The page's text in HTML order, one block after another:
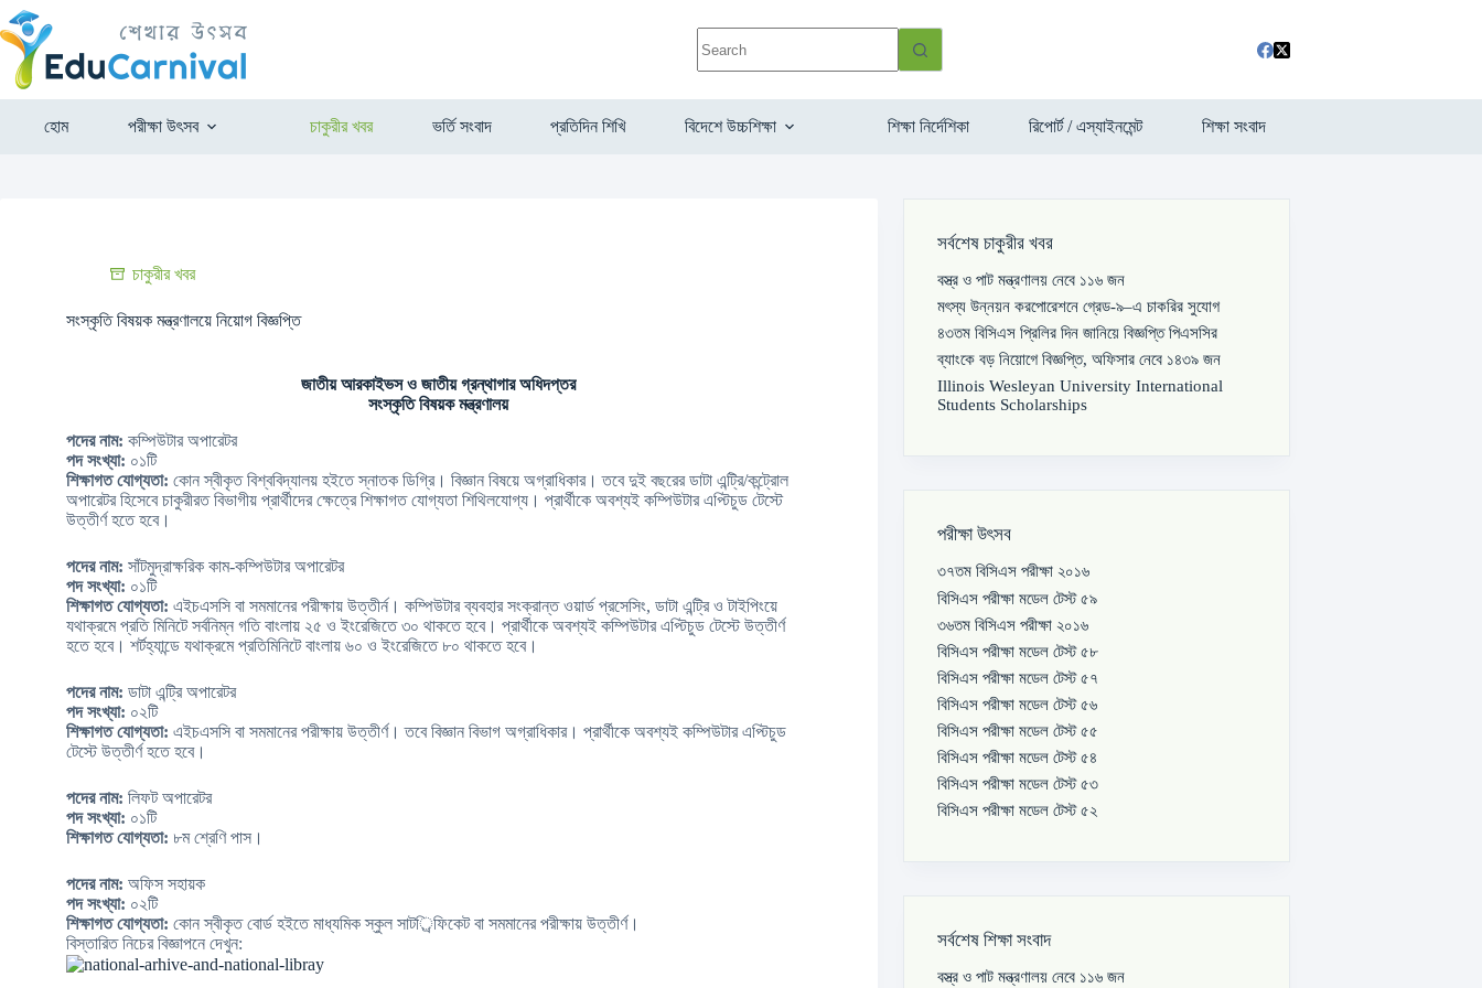
হোম পরীক্ষা উৎসব চাকুরীর খবর ভর্তি সংবাদ প্রতিদিন শিখি বিদেশে উচ্চশিক্ষা শিক্ষা নির্দেশিকা রিপোর্ট / এস্যাইনমেন্ট শিক্ষা সংবাদ
চাকুরীর খবর
সংস্কৃতি বিষয়ক মন্ত্রণালয়ে নিয়োগ বিজ্ঞপ্তি
জাতীয় আরকাইভস ও জাতীয় গ্রন্থাগার অধিদপ্তর
সংস্কৃতি বিষয়ক মন্ত্রণালয়
পদের নাম: কম্পিউটার অপারেটর
পদ সংখ্যা: ০১টি
শিক্ষাগত যোগ্যতা: কোন স্বীকৃত বিশ্ববিদ্যালয় হইতে স্নাতক ডিগ্রি। বিজ্ঞান বিষয়ে অগ্রাধিকার। তবে দুই বছরের ডাটা এন্ট্রি/কন্ট্রোল
অপারেটর হিসেবে চাকুরীরত বিভাগীয় প্রার্থীদের ক্ষেত্রে শিক্ষাগত যোগ্যতা শিথিলযোগ্য। প্রার্থীকে অবশ্যই কম্পিউটার এপ্টিচুড টেস্টে
উত্তীর্ণ হতে হবে।
পদের নাম: সাঁটমুদ্রাক্ষরিক কাম-কম্পিউটার অপারেটর
পদ সংখ্যা: ০১টি
শিক্ষাগত যোগ্যতা: এইচএসসি বা সমমানের পরীক্ষায় উত্তীর্ন। কম্পিউটার ব্যবহার সংক্রান্ত ওয়ার্ড প্রসেসিং, ডাটা এন্ট্রি ও টাইপিংয়ে
যথাক্রমে প্রতি মিনিটে সর্বনিম্ন গতি বাংলায় ২৫ ও ইংরেজিতে ৩০ থাকতে হবে। প্রার্থীকে অবশ্যই কম্পিউটার এপ্টিচুড টেস্টে উত্তীর্ণ
হতে হবে। শর্টহ্যান্ডে যথাক্রমে প্রতিমিনিটে বাংলায় ৬০ ও ইংরেজিতে ৮০ থাকতে হবে।
পদের নাম: ডাটা এন্ট্রি অপারেটর
পদ সংখ্যা: ০২টি
শিক্ষাগত যোগ্যতা: এইচএসসি বা সমমানের পরীক্ষায় উত্তীর্ণ। তবে বিজ্ঞান বিভাগ অগ্রাধিকার। প্রার্থীকে অবশ্যই কম্পিউটার এপ্টিচুড
টেস্টে উত্তীর্ণ হতে হবে।
পদের নাম: লিফট অপারেটর
পদ সংখ্যা: ০১টি
শিক্ষাগত যোগ্যতা: ৮ম শ্রেণি পাস।
পদের নাম: অফিস সহায়ক
পদ সংখ্যা: ০২টি
শিক্ষাগত যোগ্যতা: কোন স্বীকৃত বোর্ড হইতে মাধ্যমিক স্কুল সাটর্িফিকেট বা সমমানের পরীক্ষায় উত্তীর্ণ।
বিস্তারিত নিচের বিজ্ঞাপনে দেখুন:
সর্বশেষ চাকুরীর খবর
বস্ত্র ও পাট মন্ত্রণালয় নেবে ১১৬ জন
মৎস্য উন্নয়ন করপোরেশনে গ্রেড-৯–এ চাকরির সুযোগ
৪৩তম বিসিএস প্রিলির দিন জানিয়ে বিজ্ঞপ্তি পিএসসির
ব্যাংকে বড় নিয়োগে বিজ্ঞপ্তি, অফিসার নেবে ১৪৩৯ জন
Illinois Wesleyan University International
Students Scholarships
পরীক্ষা উৎসব
৩৭তম বিসিএস পরীক্ষা ২০১৬
বিসিএস পরীক্ষা মডেল টেস্ট ৫৯
৩৬তম বিসিএস পরীক্ষা ২০১৬
বিসিএস পরীক্ষা মডেল টেস্ট ৫৮
বিসিএস পরীক্ষা মডেল টেস্ট ৫৭
বিসিএস পরীক্ষা মডেল টেস্ট ৫৬
বিসিএস পরীক্ষা মডেল টেস্ট ৫৫
বিসিএস পরীক্ষা মডেল টেস্ট ৫৪
বিসিএস পরীক্ষা মডেল টেস্ট ৫৩
বিসিএস পরীক্ষা মডেল টেস্ট ৫২
সর্বশেষ শিক্ষা সংবাদ
বস্ত্র ও পাট মন্ত্রণালয় নেবে ১১৬ জন